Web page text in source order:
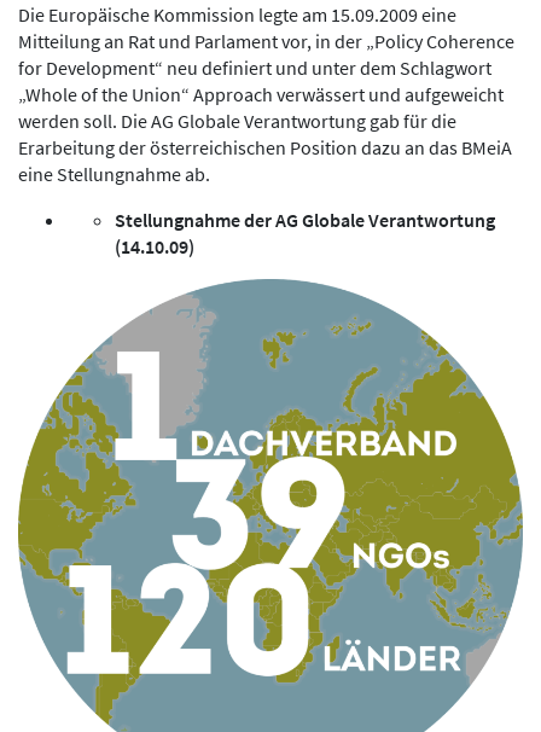
Die Europäische Kommission legte am 15.09.2009 eine
Mitteilung an Rat und Parlament vor, in der „Policy Coherence
for Development“ neu definiert und unter dem Schlagwort
„Whole of the Union“ Approach verwässert und aufgeweicht
werden soll. Die AG Globale Verantwortung gab für die
Erarbeitung der österreichischen Position dazu an das BMeiA
eine Stellungnahme ab.
Stellungnahme der AG Globale Verantwortung
(14.10.09)